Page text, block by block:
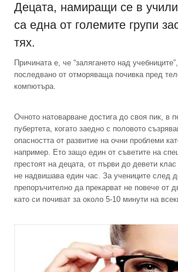
Децата, намиращи се в
са една от големите групи
тях.
Причината е, че “залягането над
последвано от отморяваща почивка пред
компютъра.
Очното натоварване достига до своя пик, в
пубертета, когато заедно с половото
опасността от развитие на очни проблеми
например. Ето защо един от съветите на
престоят на децата, от първи до девети
не надвишава един час. За учениците след
препоръчително да прекарват не повече от
като си почиват за около 5-10 минути на